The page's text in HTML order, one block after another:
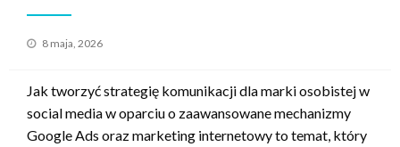
Opublikowane
8 maja, 2026
Jak tworzyć strategię komunikacji dla marki osobistej w
social media w oparciu o zaawansowane mechanizmy
Google Ads oraz marketing internetowy to temat, który